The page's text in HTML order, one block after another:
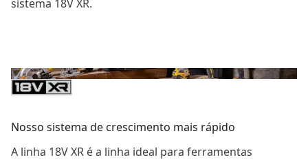
sistema 18V XR.
Nosso sistema de crescimento mais rápido
A linha 18V XR é a linha ideal para ferramentas